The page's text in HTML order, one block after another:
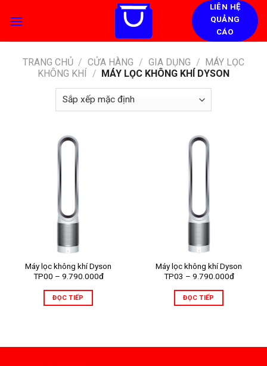
LIÊN HỆ
QUẢNG
CÁO
TRANG CHỦ / CỬA HÀNG / GIA DỤNG / MÁY LỌC
KHÔNG KHÍ
/ MÁY LỌC KHÔNG KHÍ DYSON
Máy lọc không khí Dyson
TP00 – 9.790.000đ
ĐỌC TIẾP
Máy lọc không khí Dyson
TP03 – 9.790.000đ
ĐỌC TIẾP